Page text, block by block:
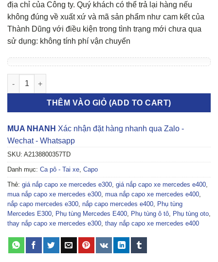
địa chỉ của Công ty. Quý khách có thể trả lại hàng nếu
không đúng về xuất xứ và mã sản phẩm như cam kết của
Thành Dũng với điều kiện trong tình trạng mới chưa qua
sử dụng: không tính phí vận chuyển
NẮP CAPO MERCEDES E300, E400 W213 số lượng
THÊM VÀO GIỎ (ADD TO CART)
MUA NHANH Xác nhận đặt hàng nhanh qua Zalo -
Wechat - Whatsapp
SKU: A2138800357TD
Danh mục: Ca pô - Tai xe, Capo
Thẻ: giá nắp capo xe mercedes e300, giá nắp capo xe mercedes e400,
mua nắp capo xe mercedes e300, mua nắp capo xe mercedes e400,
nắp capo mercedes e300, nắp capo mercedes e400, Phụ tùng
Mercedes E300, Phụ tùng Mercedes E400, Phụ tùng ô tô, Phụ tùng oto,
thay nắp capo xe mercedes e300, thay nắp capo xe mercedes e400